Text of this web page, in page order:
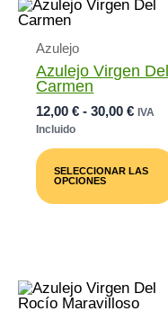
Azulejo
Azulejo Virgen Del
Carmen
12,00€ - 30,00€Rango
12,00 €
IVA
Incluido
SELECCIONAR LAS
OPCIONES